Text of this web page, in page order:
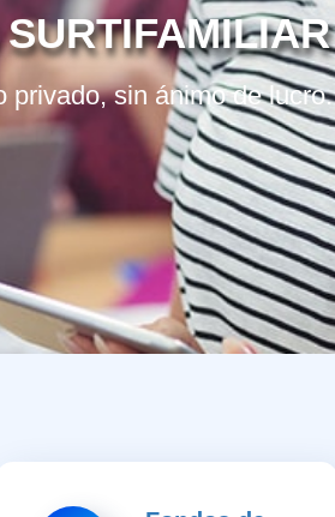
privado, sin ánimo de lucro.